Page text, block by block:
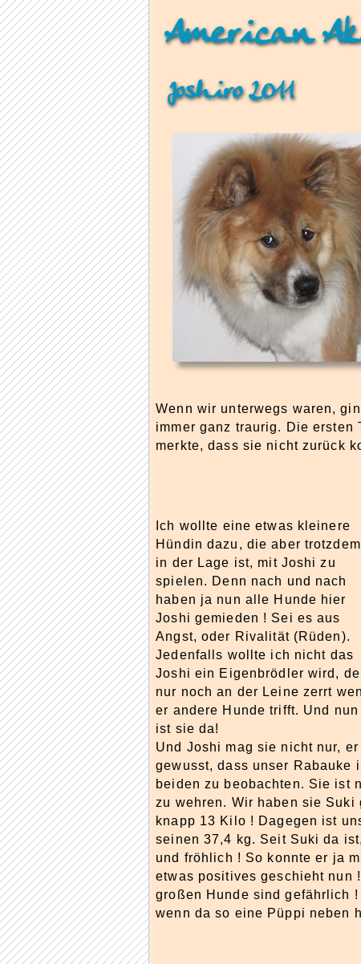
American
Joshiro 2011
Wenn wir unterwegs waren,
immer ganz traurig. Die ersten
merkte, dass sie nicht zurück
Ich wollte eine etwas kleinere
Hündin dazu, die aber trotzdem
in der Lage ist, mit Joshi zu
spielen. Denn nach und nach
haben ja nun alle Hunde hier
Joshi gemieden ! Sei es aus
Angst, oder Rivalität (Rüden).
Jedenfalls wollte ich nicht das
Joshi ein Eigenbrödler wird,
nur noch an der Leine zerrt
er andere Hunde trifft. Und nun
ist sie da!
Und Joshi mag sie nicht nur,
gewusst, dass unser
beiden zu beobachten. Sie ist
zu wehren. Wir haben sie
knapp 13 Kilo ! Dagegen ist
seinen 37,4 kg. Seit Suki da
und fröhlich ! So konnte er ja
etwas positives geschieht nun
großen Hunde sind gefährlich
wenn da so eine Püppi neben